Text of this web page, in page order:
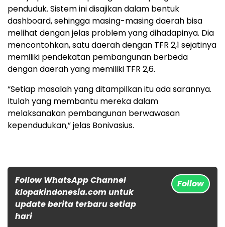
penduduk. Sistem ini disajikan dalam bentuk
dashboard, sehingga masing-masing daerah bisa
melihat dengan jelas problem yang dihadapinya. Dia
mencontohkan, satu daerah dengan TFR 2,1 sejatinya
memiliki pendekatan pembangunan berbeda
dengan daerah yang memiliki TFR 2,6.
“Setiap masalah yang ditampilkan itu ada sarannya.
Itulah yang membantu mereka dalam
melaksanakan pembangunan berwawasan
kependudukan,” jelas Bonivasius.
Follow WhatsApp Channel
klopakindonesia.com untuk
update berita terbaru setiap
hari
Follow